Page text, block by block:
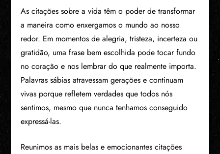
As citações sobre a vida têm o poder de transformar
a maneira como enxergamos o mundo ao nosso
redor. Em momentos de alegria, tristeza, incerteza ou
gratidão, uma frase bem escolhida pode tocar fundo
no coração e nos lembrar do que realmente importa.
Palavras sábias atravessam gerações e continuam
vivas porque refletem verdades que todos nós
sentimos, mesmo que nunca tenhamos conseguido
expressá-las.
Reunimos as mais belas e emocionantes citações